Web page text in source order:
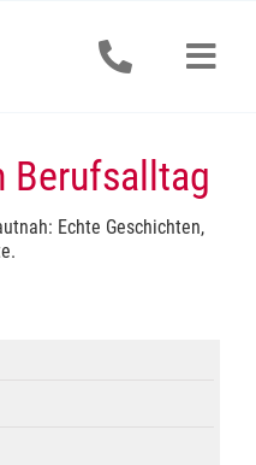
Berufsalltag
Echte Geschichten,